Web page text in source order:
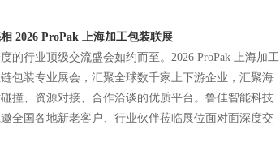
2026 ProPak 上海加工包装联展
的行业顶级交流盛会如约而至。2026 ProPak 上海加工
包装专业展会，汇聚全球数千家上下游企业，汇聚海
撞、资源对接、合作洽谈的优质平台。鲁佳智能科技
全国各地新老客户、行业伙伴莅临展位面对面深度交